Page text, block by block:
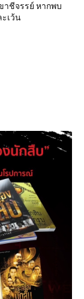
าชีจรรย์ หากพบ
ะเว้น